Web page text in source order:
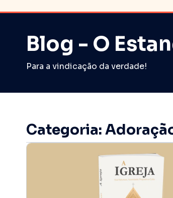
Blog - O
Para a vindicação da verdade!
Categoria: